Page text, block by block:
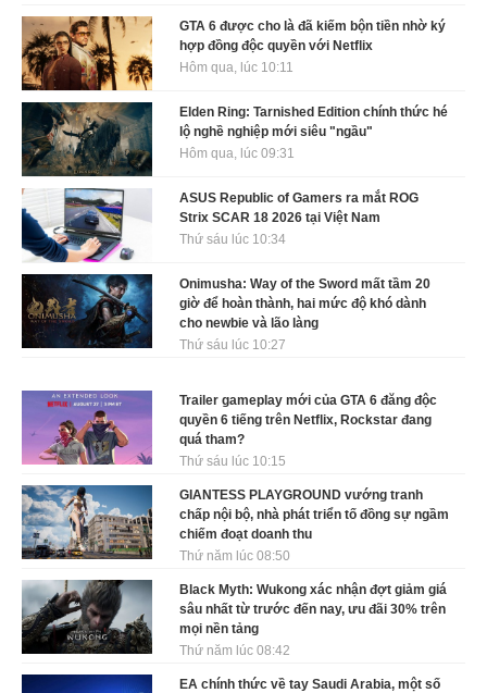
GTA 6 được cho là đã kiếm bộn tiền nhờ ký
hợp đồng độc quyền với Netflix
Hôm qua, lúc 10:11
Elden Ring: Tarnished Edition chính thức hé
lộ nghề nghiệp mới siêu "ngầu"
Hôm qua, lúc 09:31
ASUS Republic of Gamers ra mắt ROG
Strix SCAR 18 2026 tại Việt Nam
Thứ sáu lúc 10:34
Onimusha: Way of the Sword mất tầm 20
giờ để hoàn thành, hai mức độ khó dành
cho newbie và lão làng
Thứ sáu lúc 10:27
Trailer gameplay mới của GTA 6 đăng độc
quyền 6 tiếng trên Netflix, Rockstar đang
quá tham?
Thứ sáu lúc 10:15
GIANTESS PLAYGROUND vướng tranh
chấp nội bộ, nhà phát triển tố đồng sự ngầm
chiếm đoạt doanh thu
Thứ năm lúc 08:50
Black Myth: Wukong xác nhận đợt giảm giá
sâu nhất từ trước đến nay, ưu đãi 30% trên
mọi nền tảng
Thứ năm lúc 08:42
EA chính thức về tay Saudi Arabia, một số